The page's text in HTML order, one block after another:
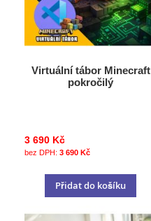
Virtuální tábor Minecraft
pokročilý
3 690 Kč
3 690 Kč
Přidat do košíku